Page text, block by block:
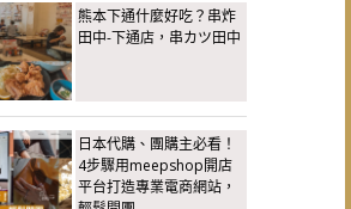
熊本下通什麼好吃？串炸
田中-下通店，串カツ田中
日本代購、團購主必看！
4步驟用meepshop開店
平台打造專業電商網站，